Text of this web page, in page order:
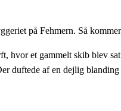
på Fehmern. Så
hvor et gammelt skib blev
duftede af en dejlig